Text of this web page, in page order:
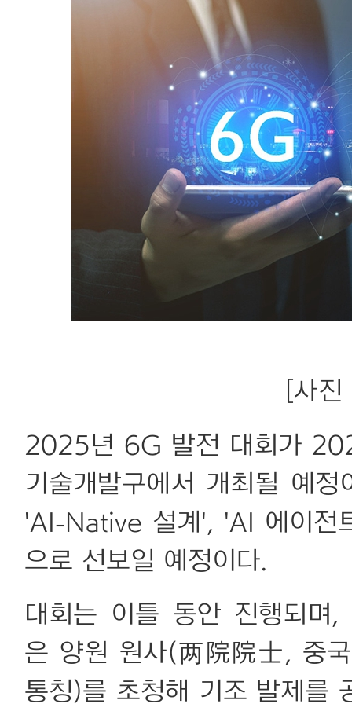
[사
2025년 6G 발전 대회가
기술개발구에서 개최될 예
'AI-Native 설계', 'AI 에이전
으로 선보일 예정이다.
대회는 이틀 동안 진행되며
은 양원 원사(两院院士, 중
통칭)를 초청해 기조 발제를